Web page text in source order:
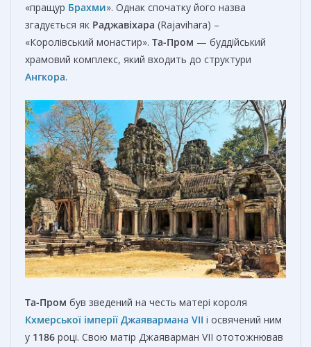
«пращур Брахми». Однак спочатку його назва
згадується як Раджавіхара (Rajavihara) –
«Королівський монастир». Та-Пром — буддійський
храмовий комплекс, який входить до структури
Ангкора.
Та-Пром був зведений на честь матері короля
Кхмерської імперії Джаявармана VII і освячений ним
у 1186 році. Свою матір Джаяварман VII ототожнював